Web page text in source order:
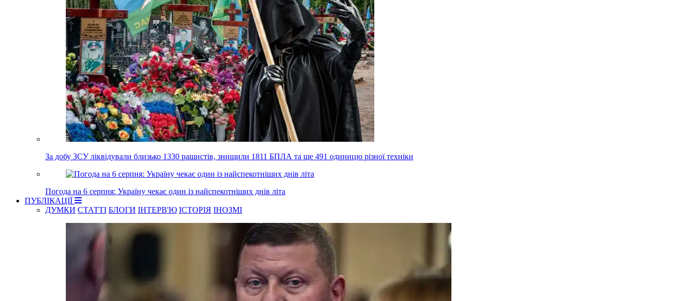
За добу ЗСУ ліквідували близько 1330 рашистів, знищили 1811 БПЛА та ще 491 одиницю різної техніки
Погода на 6 серпня: Україну чекає один із найспекотніших днів літа
ПУБЛІКАЦІЇ
ДУМКИ СТАТТІ БЛОГИ ІНТЕРВ'Ю ІСТОРІЯ ІНОЗМІ